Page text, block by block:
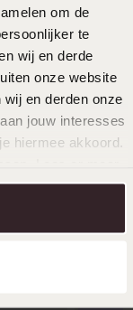
om de
te
wij en derde
onze website
en derden onze
jouw interesses
hiermee akkoord.